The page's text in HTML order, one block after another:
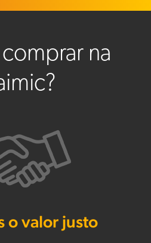
na
o valor justo